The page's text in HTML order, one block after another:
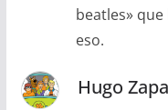
beatles»
eso.
Hugo